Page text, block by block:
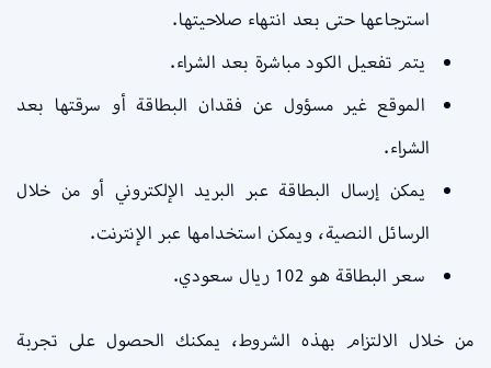
استرجاعها حتى بعد انتهاء صلاحيتها.
يتم تفعيل الكود مباشرة بعد الشراء.
الموقع غير مسؤول عن فقدان البطاقة أو سرقتها بعد
الشراء.
يمكن إرسال البطاقة عبر البريد الإلكتروني أو من خلال
الرسائل النصية، ويمكن استخدامها عبر الإنترنت.
سعر البطاقة هو 102 ريال سعودي.
من خلال الالتزام بهذه الشروط، يمكنك الحصول على تجربة